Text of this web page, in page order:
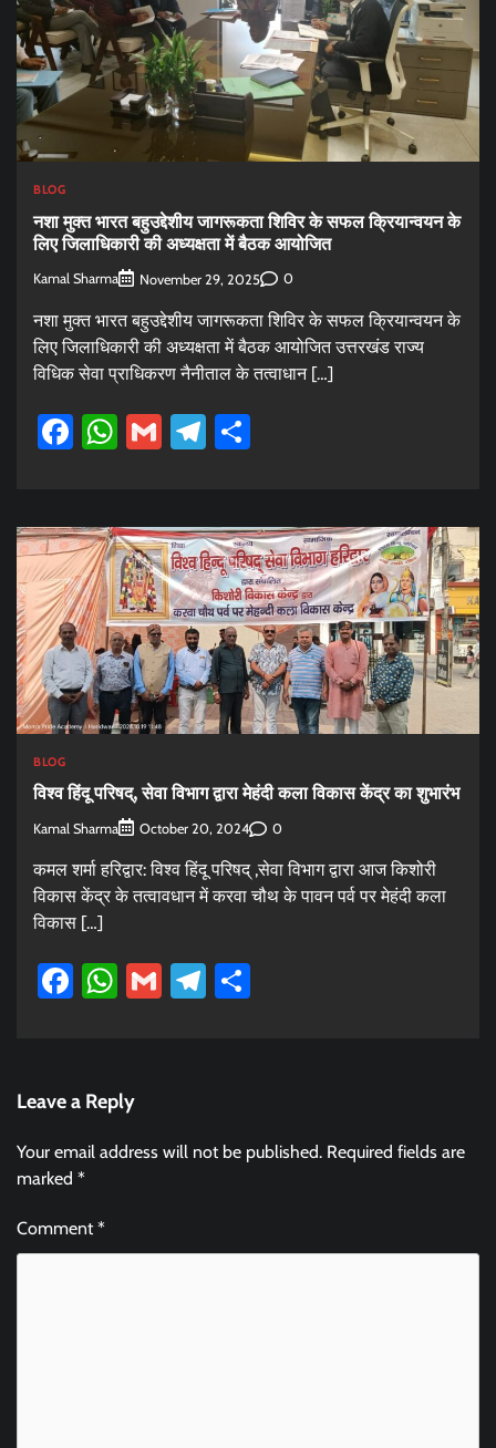
BLOG
नशा मुक्त भारत बहुउद्देशीय जागरूकता शिविर के सफल क्रियान्वयन के
लिए जिलाधिकारी की अध्यक्षता में बैठक आयोजित
Kamal Sharma November 29, 2025 0
नशा मुक्त भारत बहुउद्देशीय जागरूकता शिविर के सफल क्रियान्वयन के
लिए जिलाधिकारी की अध्यक्षता में बैठक आयोजित उत्तरखंड राज्य
विधिक सेवा प्राधिकरण नैनीताल के तत्वाधान […]
Facebook
WhatsApp
GmailTelegram
BLOG
विश्व हिंदू परिषद्, सेवा विभाग द्वारा मेहंदी कला विकास केंद्र का शुभारंभ
Kamal Sharma October 20, 2024 0
कमल शर्मा हरिद्वार: विश्व हिंदू परिषद् ,सेवा विभाग द्वारा आज किशोरी
विकास केंद्र के तत्वावधान में करवा चौथ के पावन पर्व पर मेहंदी कला
विकास […]
Facebook
WhatsApp
GmailTelegram
Leave a Reply
Your email address will not be published. Required fields are
marked *
Comment*